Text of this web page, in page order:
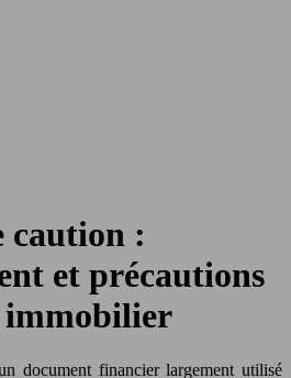
caution :
et précautions
immobilier